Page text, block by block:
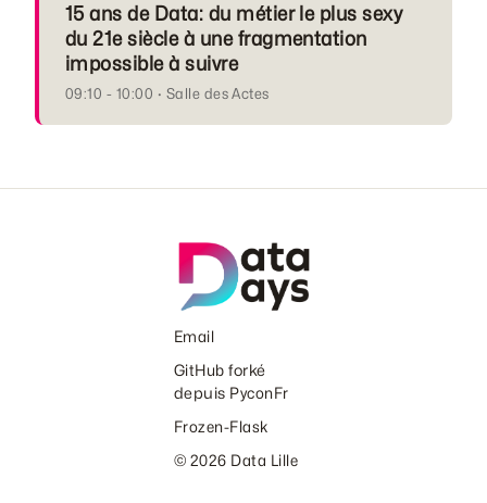
15 ans de Data: du métier le plus sexy
du 21e siècle à une fragmentation
impossible à suivre
09:10 - 10:00 · Salle des Actes
Email
GitHub forké
depuis PyconFr
Frozen-Flask
© 2026 Data Lille